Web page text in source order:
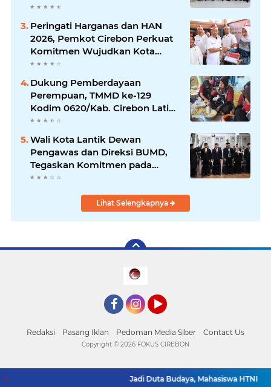
Compliance UI GreenMetric
Peringati Harganas dan HAN
2026, Pemkot Cirebon Perkuat
Komitmen Wujudkan Kota
Layak Anak
Dukung Pemberdayaan
Perempuan, TMMD ke-129
Kodim 0620/Kab. Cirebon Latih
Ibu-Ibu Tata Boga
Wali Kota Lantik Dewan
Pengawas dan Direksi BUMD,
Tegaskan Komitmen pada
Kinerja dan Integritas
Lihat Selengkapnya
Redaksi Pasang Iklan Pedoman Media Siber Contact Us
Jadi Duta Budaya, Mahasiswa HTNI
Copyright © 2026 FOKUS CIREBON